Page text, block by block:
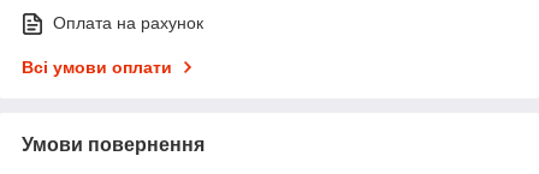
Оплата на рахунок
Всі умови оплати
Умови повернення